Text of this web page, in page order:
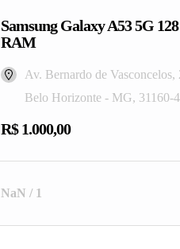
Samsung Galaxy A53 5G
RAM
Av. Bernardo de Vasconcelos,
Belo Horizonte - MG, 31160-
R$ 1.000,00
NaN / 1